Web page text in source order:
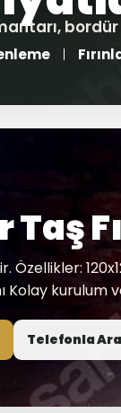
Taş
Kolay kurulum
Telefonla Ara